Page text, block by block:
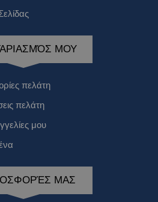
ΜΟΥ
πελάτη
πελάτη
μου
ΜΑΣ